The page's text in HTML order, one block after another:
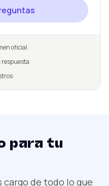
oficial
respuesta
para tu
cargo de todo lo que